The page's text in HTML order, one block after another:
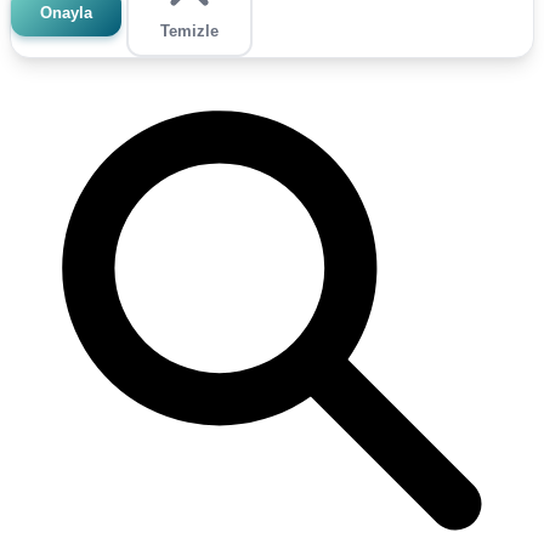
Onayla
Temizle